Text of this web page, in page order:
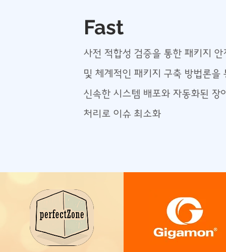
Fast
사전 적합성 검증을 통한 패키지 안
및 체계적인 패키지 구축 방법론을
신속한 시스템 배포와 자동화된 장
​처리로 이슈 최소화